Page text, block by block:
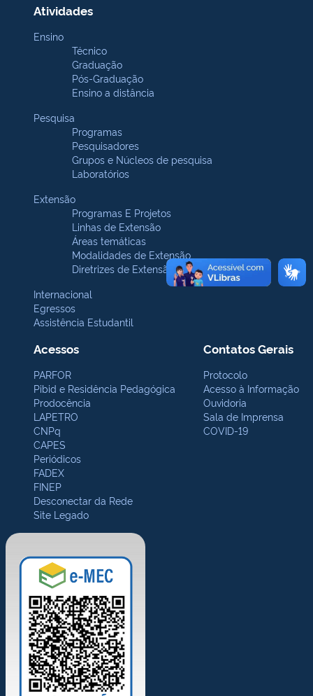
Atividades
Ensino
Técnico
Graduação
Pós-Graduação
Ensino a distância
Pesquisa
Programas
Pesquisadores
Grupos e Núcleos de pesquisa
Laboratórios
Extensão
Programas E Projetos
Linhas de Extensão
Áreas temáticas
Modalidades de Extensão
Diretrizes de Extensão
Internacional
Egressos
Assistência Estudantil
Acessos
PARFOR
Pibid e Residência Pedagógica
Prodocência
LAPETRO
CNPq
CAPES
Periódicos
FADEX
FINEP
Desconectar da Rede
Site Legado
Contatos Gerais
Protocolo
Acesso à Informação
Ouvidoria
Sala de Imprensa
COVID-19